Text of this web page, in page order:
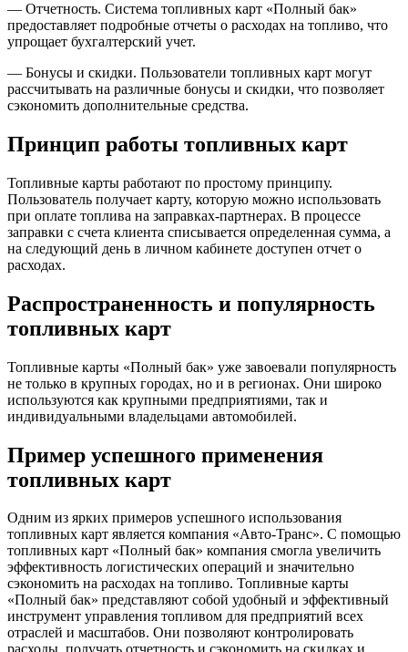
— Отчетность. Система топливных карт «Полный бак»
предоставляет подробные отчеты о расходах на топливо, что
упрощает бухгалтерский учет.
— Бонусы и скидки. Пользователи топливных карт могут
рассчитывать на различные бонусы и скидки, что позволяет
сэкономить дополнительные средства.
Принцип работы топливных карт
Топливные карты работают по простому принципу.
Пользователь получает карту, которую можно использовать
при оплате топлива на заправках-партнерах. В процессе
заправки с счета клиента списывается определенная сумма, а
на следующий день в личном кабинете доступен отчет о
расходах.
Распространенность и популярность
топливных карт
Топливные карты «Полный бак» уже завоевали популярность
не только в крупных городах, но и в регионах. Они широко
используются как крупными предприятиями, так и
индивидуальными владельцами автомобилей.
Пример успешного применения
топливных карт
Одним из ярких примеров успешного использования
топливных карт является компания «Авто-Транс». С помощью
топливных карт «Полный бак» компания смогла увеличить
эффективность логистических операций и значительно
сэкономить на расходах на топливо. Топливные карты
«Полный бак» представляют собой удобный и эффективный
инструмент управления топливом для предприятий всех
отраслей и масштабов. Они позволяют контролировать